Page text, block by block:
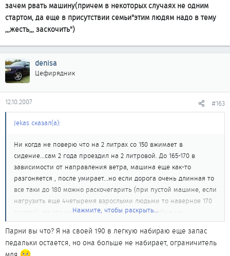
зачем рвать машину(причем в некоторых случаях не одним
стартом, да еще в присутствии семьи"этим людям надо в тему
,,,жесть,,, заскочить")
denisa
Цефирядник
12.10.2007 #163
Jekas сказал(а):
Ни когда не поверю что на 2 литрах со 150 вжимает в
сидение...сам 2 года проездил на 2 литровой. До 165-170 в
зависимости от направления ветра, машина еще как-то
разгоняется , после умирает...но если дорога очень длинная то
все таки до 180 можно раскочегарить (при пустой машине, если
нагрузить еще 4четыремя взрослыми людьми то наверное 170
предел). Но это максимум. 2 литра с места вообще не
едут...подхват ощущается с 3-4 тысяч...за это время ваз
оторвется на столько что и не догнать...После 100 и где-то до
130 на 2-ушке немного другая картина, машина вроде "ни чего
Нажмите, чтобы раскрыть...
Парни вы что? Я на своей 190 в легкую набираю еще запас
педальки остается, но она больше не набирает, ограничитель